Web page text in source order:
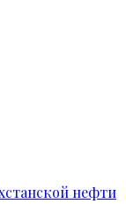
нефти